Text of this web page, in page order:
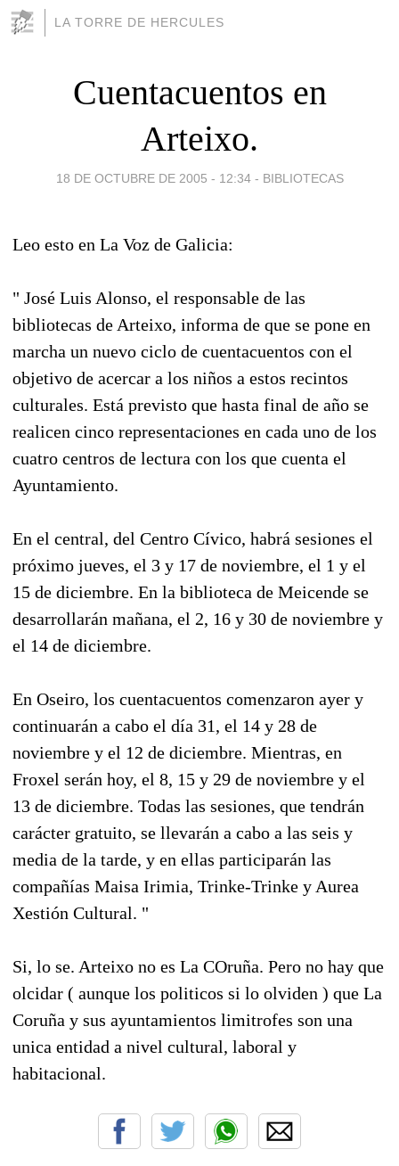
LA TORRE DE HERCULES
Cuentacuentos en
Arteixo.
18 DE OCTUBRE DE 2005 - 12:34 - BIBLIOTECAS
Leo esto en La Voz de Galicia:
" José Luis Alonso, el responsable de las
bibliotecas de Arteixo, informa de que se pone en
marcha un nuevo ciclo de cuentacuentos con el
objetivo de acercar a los niños a estos recintos
culturales. Está previsto que hasta final de año se
realicen cinco representaciones en cada uno de los
cuatro centros de lectura con los que cuenta el
Ayuntamiento.
En el central, del Centro Cívico, habrá sesiones el
próximo jueves, el 3 y 17 de noviembre, el 1 y el
15 de diciembre. En la biblioteca de Meicende se
desarrollarán mañana, el 2, 16 y 30 de noviembre y
el 14 de diciembre.
En Oseiro, los cuentacuentos comenzaron ayer y
continuarán a cabo el día 31, el 14 y 28 de
noviembre y el 12 de diciembre. Mientras, en
Froxel serán hoy, el 8, 15 y 29 de noviembre y el
13 de diciembre. Todas las sesiones, que tendrán
carácter gratuito, se llevarán a cabo a las seis y
media de la tarde, y en ellas participarán las
compañías Maisa Irimia, Trinke-Trinke y Aurea
Xestión Cultural. "
Si, lo se. Arteixo no es La COruña. Pero no hay que
olcidar ( aunque los politicos si lo olviden ) que La
Coruña y sus ayuntamientos limitrofes son una
unica entidad a nivel cultural, laboral y
habitacional.